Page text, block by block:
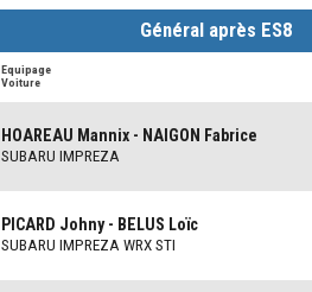
Général après ES8
Equipage
Voiture
HOAREAU Mannix - NAIGON Fabrice
SUBARU IMPREZA
PICARD Johny - BELUS Loïc
SUBARU IMPREZA WRX STI